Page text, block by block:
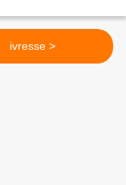
ivresse >